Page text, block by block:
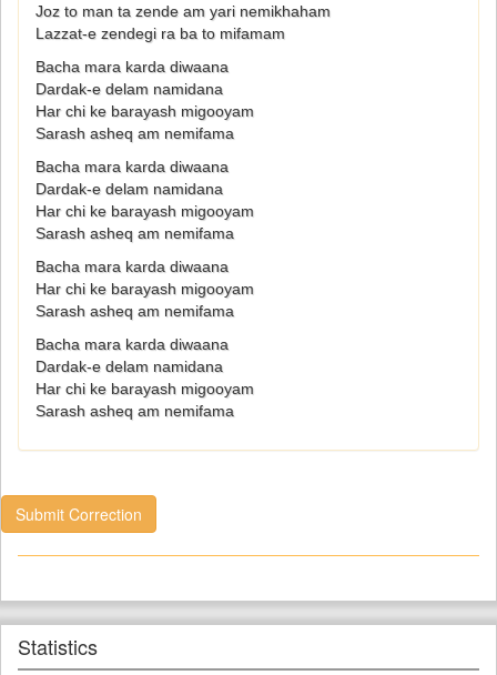
Joz to man ta zende am yari nemikhaham
Lazzat-e zendegi ra ba to mifamam
Bacha mara karda diwaana
Dardak-e delam namidana
Har chi ke barayash migooyam
Sarash asheq am nemifama
Bacha mara karda diwaana
Dardak-e delam namidana
Har chi ke barayash migooyam
Sarash asheq am nemifama
Bacha mara karda diwaana
Har chi ke barayash migooyam
Sarash asheq am nemifama
Bacha mara karda diwaana
Dardak-e delam namidana
Har chi ke barayash migooyam
Sarash asheq am nemifama
Submit Correction
Statistics